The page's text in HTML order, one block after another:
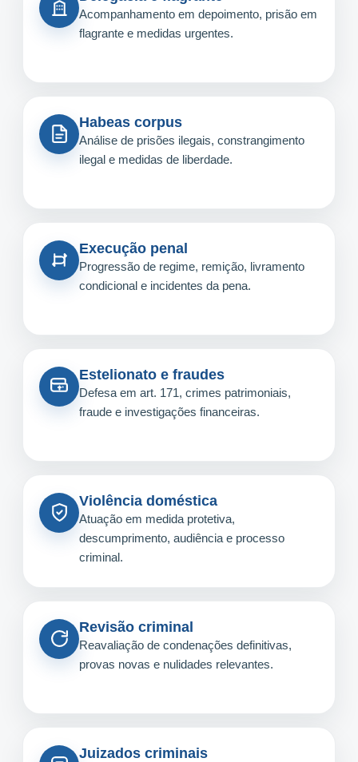
Acompanhamento em depoimento, prisão em
flagrante e medidas urgentes.
Habeas corpus
Análise de prisões ilegais, constrangimento
ilegal e medidas de liberdade.
Execução penal
Progressão de regime, remição, livramento
condicional e incidentes da pena.
Estelionato e fraudes
Defesa em art. 171, crimes patrimoniais,
fraude e investigações financeiras.
Violência doméstica
Atuação em medida protetiva,
descumprimento, audiência e processo
criminal.
Revisão criminal
Reavaliação de condenações definitivas,
provas novas e nulidades relevantes.
Juizados criminais